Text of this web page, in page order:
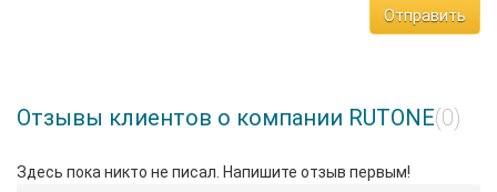
Отправить
Отзывы клиентов о компании RUTONE(0)
Здесь пока никто не писал. Напишите отзыв первым!